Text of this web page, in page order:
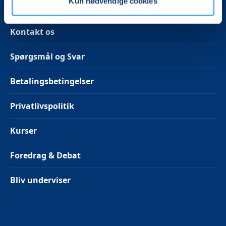
Kontakt os
Spørgsmål og Svar
Betalingsbetingelser
Privatlivspolitik
Kurser
Foredrag & Debat
Bliv underviser